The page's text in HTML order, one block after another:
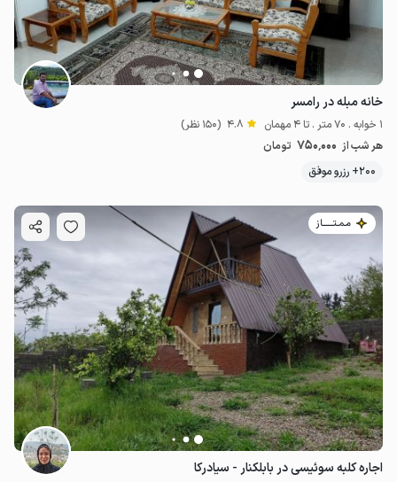
خانه مبله در رامسر
1 خوابه . 70 متر . تا 4 مهمان 4.8 (150 نظر)
هر شب از 750٬000 تومان
200+ رزرو موفق
مـمـتــــــاز
اجاره کلبه سوئیسی در بابلکنار - سیادرکا